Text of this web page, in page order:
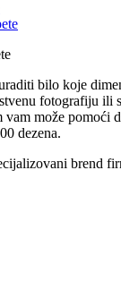
bilo koje
fotografiju ili
može pomoći
dezena.
brend